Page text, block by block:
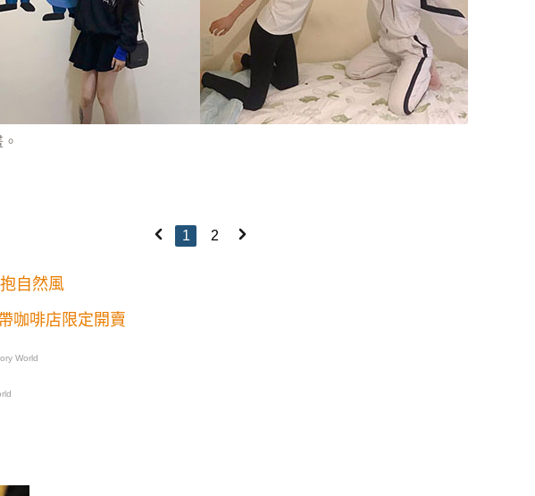
1 2
自然風
咖啡店限定開賣
World